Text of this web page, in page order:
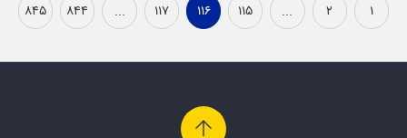
۱ ۲ ... ۱۱۵ ۱۱۶ ۱۱۷ ... ۸۴۴ ۸۴۵